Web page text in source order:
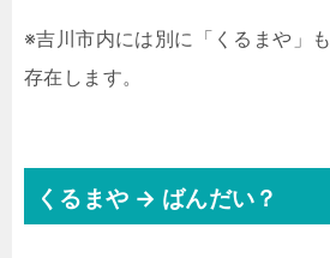
※吉川市内には別に「くるまや」も
存在します。
くるまや → ばんだい？